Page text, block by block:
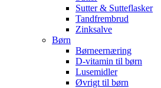
Sutter & Sutteflasker
Tandfrembrud
Zinksalve
Børn
Børneernæring
D-vitamin til børn
Lusemidler
Øvrigt til børn